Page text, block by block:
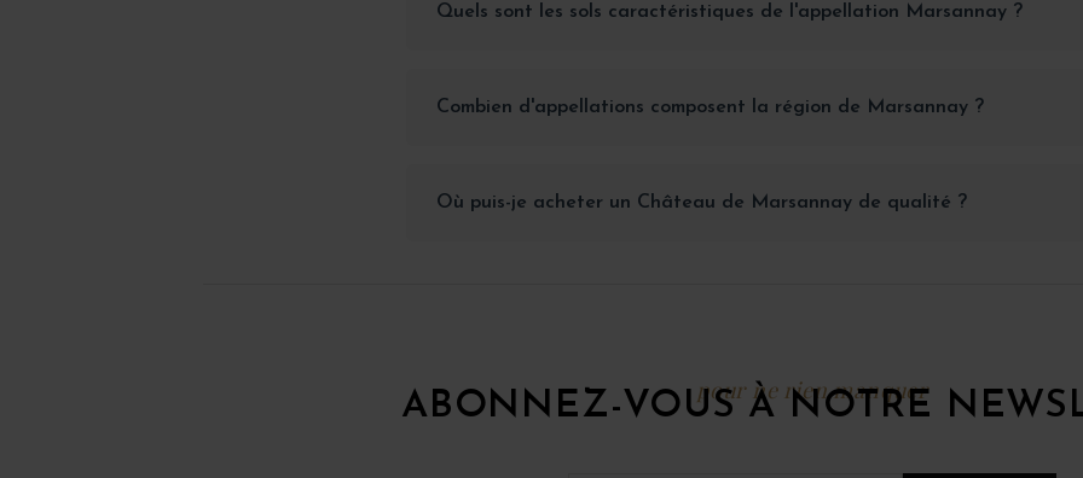
Quels sont les sols caractéristiques de l'appellation Marsannay ?
Combien d'appellations composent la région de Marsannay ?
Où puis-je acheter un Château de Marsannay de qualité ?
pour ne rien manquer
ABONNEZ-VOUS À NOTRE